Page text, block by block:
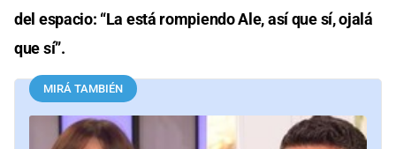
del espacio: “La está rompiendo Ale, así que sí, ojalá
que sí”.
MIRÁ TAMBIÉN